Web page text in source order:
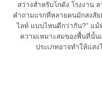
สว่างสำหรับโกดัง โรงงาน
คำถามแรกที่หลายคนมักสงสัย
ไลท์ แบบไหนดีกว่ากัน?” แม้
ความเหมาะสมของพื้นที่นั้น
ประเภทอาจทำให้แสง